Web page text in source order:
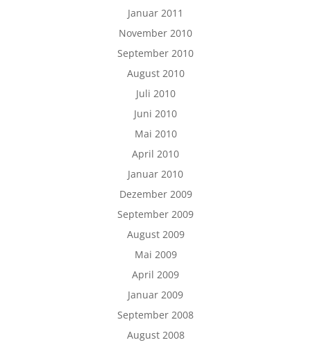
Januar 2011
November 2010
September 2010
August 2010
Juli 2010
Juni 2010
Mai 2010
April 2010
Januar 2010
Dezember 2009
September 2009
August 2009
Mai 2009
April 2009
Januar 2009
September 2008
August 2008